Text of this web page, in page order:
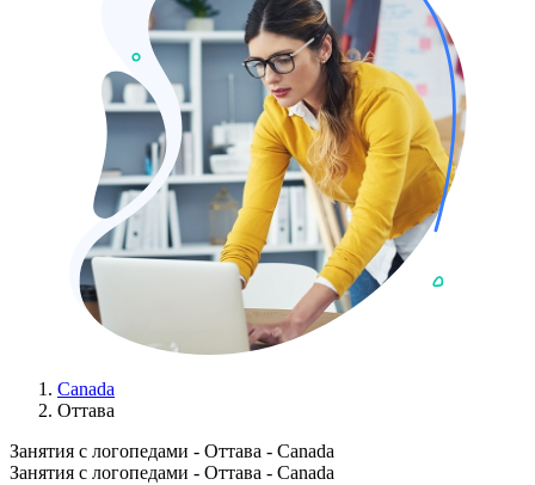
Canada
Оттава
Занятия с логопедами - Оттава - Canada
Занятия с логопедами - Оттава - Canada